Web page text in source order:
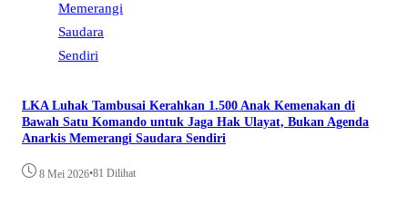
LKA Luhak Tambusai Kerahkan 1.500 Anak Kemenakan di
Bawah Satu Komando untuk Jaga Hak Ulayat, Bukan Agenda
Anarkis Memerangi Saudara Sendiri
8 Mei 2026•81 Dilihat